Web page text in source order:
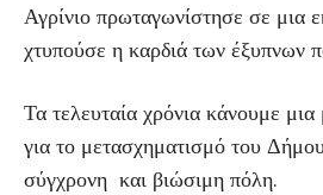
Αγρίνιο πρωταγωνίστησε σε μια
χτυπούσε η καρδιά των έξυπνων
Τα τελευταία χρόνια κάνουμε
για το μετασχηματισμό του
σύγχρονη και βιώσιμη πόλη.